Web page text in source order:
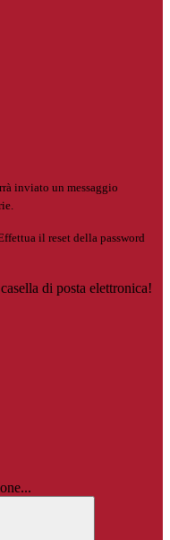
inviato un messaggio
il reset della password
di posta elettronica!